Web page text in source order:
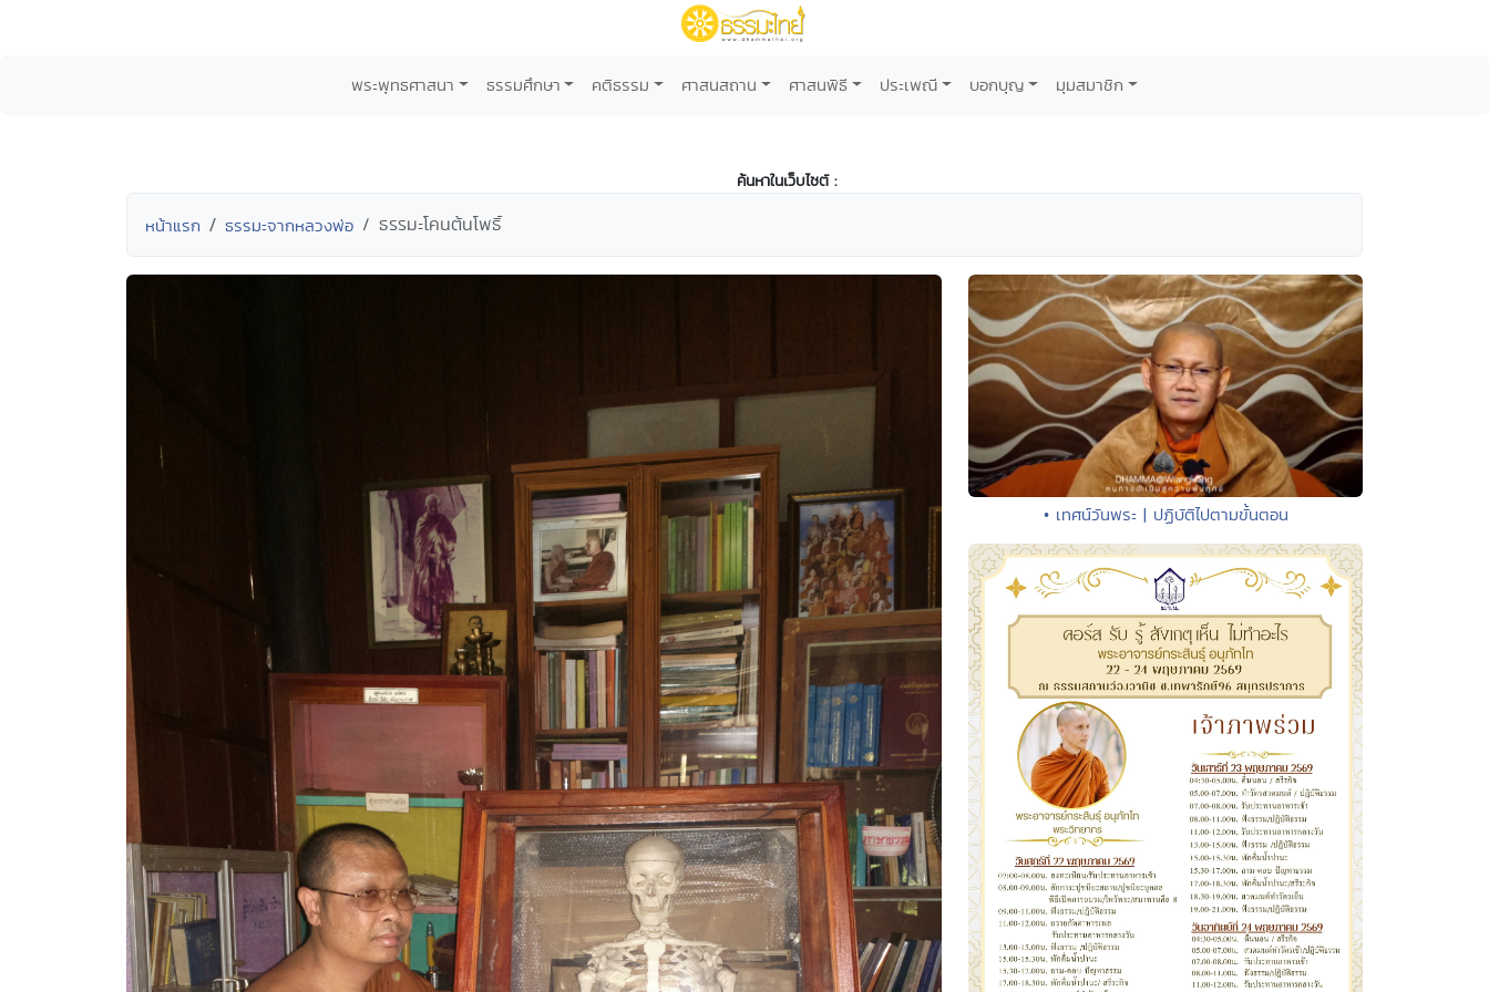
พระพุทธศาสนา ธรรมศึกษา คติธรรม ศาสนสถาน ศาสนพิธี ประเพณี บอกบุญ มุมสมาชิก
ค้นหาในเว็บไซต์ :
หน้าแรก ธรรมะจากหลวงพ่อ ธรรมะโคนต้นโพธิ์
• เทศน์วันพระ | ปฏิบัติไปตามขั้นตอน